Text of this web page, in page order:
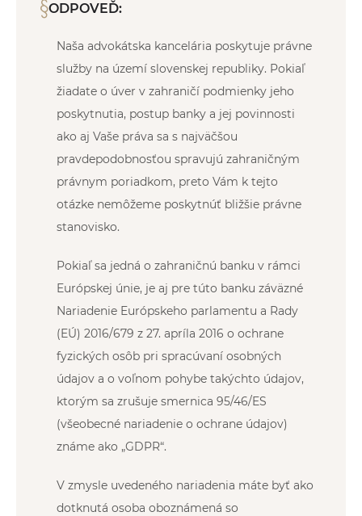
ODPOVEĎ:
Naša advokátska kancelária poskytuje právne
služby na území slovenskej republiky. Pokiaľ
žiadate o úver v zahraničí podmienky jeho
poskytnutia, postup banky a jej povinnosti
ako aj Vaše práva sa s najväčšou
pravdepodobnosťou spravujú zahraničným
právnym poriadkom, preto Vám k tejto
otázke nemôžeme poskytnúť bližšie právne
stanovisko.
Pokiaľ sa jedná o zahraničnú banku v rámci
Európskej únie, je aj pre túto banku záväzné
Nariadenie Európskeho parlamentu a Rady
(EÚ) 2016/679 z 27. apríla 2016 o ochrane
fyzických osôb pri spracúvaní osobných
údajov a o voľnom pohybe takýchto údajov,
ktorým sa zrušuje smernica 95/46/ES
(všeobecné nariadenie o ochrane údajov)
známe ako „GDPR“.
V zmysle uvedeného nariadenia máte byť ako
dotknutá osoba oboznámená so